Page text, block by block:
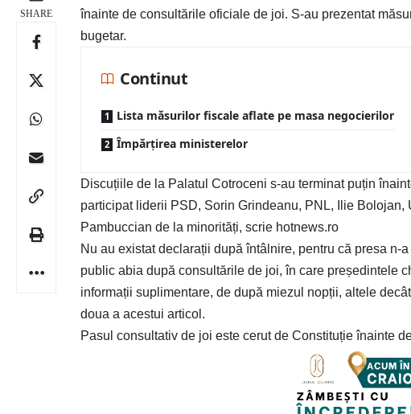
SHARE
înainte de consultările oficiale de joi. S-au prezentat
bugetar.
Continut
Lista măsurilor fiscale aflate pe masa negocierilor
Împărțirea ministerelor
Discuțiile de la Palatul Cotroceni s-au terminat puțin
participat liderii PSD, Sorin Grindeanu, PNL, Ilie
Pambuccian de la minorități, scrie hotnews.ro
Nu au existat declarații după întâlnire, pentru că presa
public abia după consultările de joi, în care președintele
informații suplimentare, de după miezul nopții, altele
doua a acestui articol.
Pasul consultativ de joi este cerut de Constituție înainte